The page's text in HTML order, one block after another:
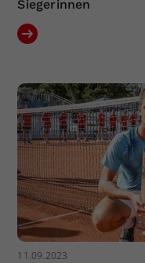
Siegerinnen
11.09.2023